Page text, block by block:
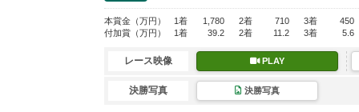
本賞金 （万円） 1着 1,780 2着 710 3着
450
付加賞 （万円） 1着 39.2 2着 11.2 3着 5.6
レース映像 PLAY
決勝写真 決勝写真